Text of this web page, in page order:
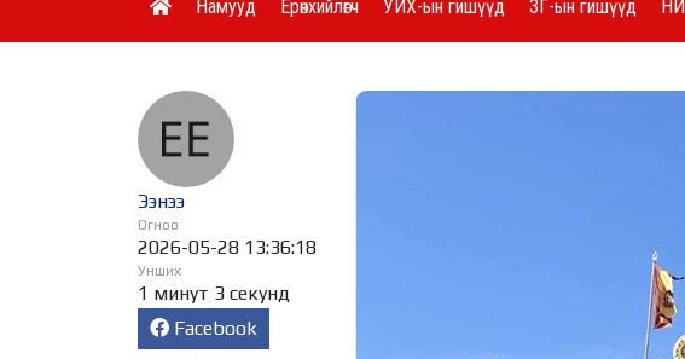
Намууд Ерөнхийлөгч УИХ-ын гишүүд ЗГ-ын гишүүд
Ээнээ
Огноо
2026-05-28 13:36:18
Унших
1 минут 3 секунд
Facebook